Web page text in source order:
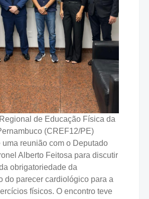
de Educação Física da
(CREF12/PE)
uma reunião com o Deputado
Alberto Feitosa para discutir
obrigatoriedade da
do parecer cardiológico para a
físicos. O encontro teve